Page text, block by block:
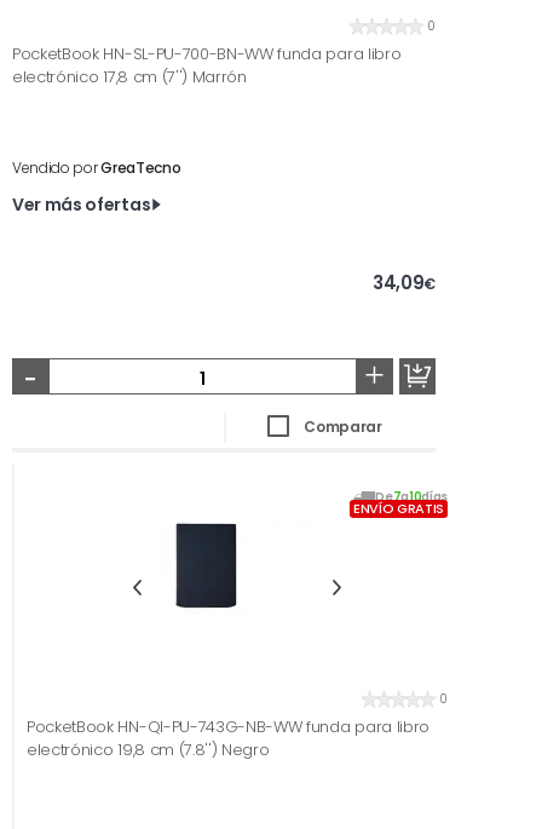
0
PocketBook HN-SL-PU-700-BN-WW funda para libro
electrónico 17,8 cm (7'') Marrón
Vendido porGreaTecno
Ver más ofertas
34,09€
- +
Comparar
De7a10días
ENVÍO GRATIS
0
PocketBook HN-QI-PU-743G-NB-WW funda para libro
electrónico 19,8 cm (7.8'') Negro